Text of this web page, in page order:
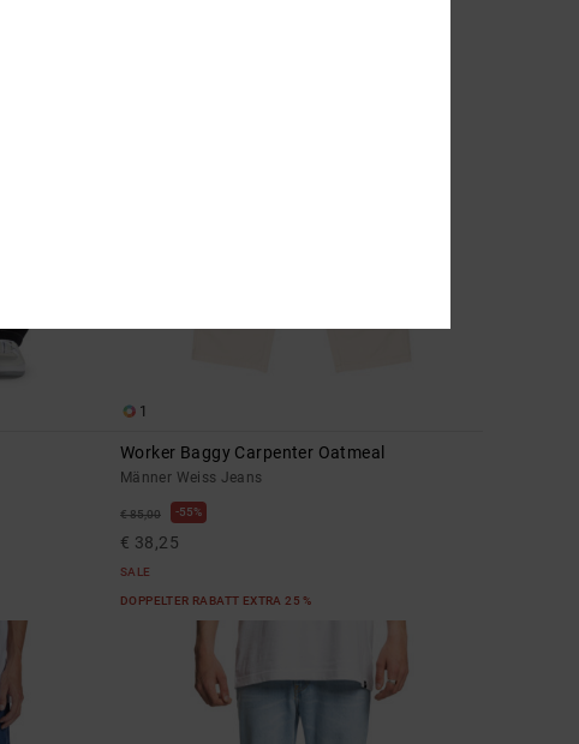
1
Worker Baggy Carpenter Oatmeal
Männer Weiss Jeans
€ 85,00 55%
€ 38,25
SALE
DOPPELTER RABATT EXTRA 25 %